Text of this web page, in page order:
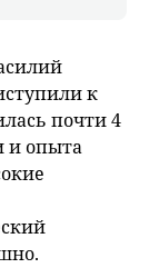
к
почти 4
и опыта